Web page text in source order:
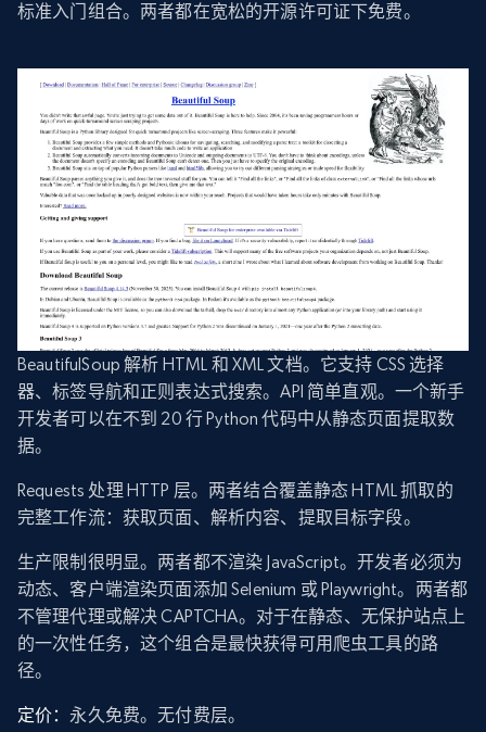
标准入门组合。两者都在宽松的开源许可证下免费。
BeautifulSoup 解析 HTML 和 XML 文档。它支持 CSS 选择
器、标签导航和正则表达式搜索。API 简单直观。一个新手
开发者可以在不到 20 行 Python 代码中从静态页面提取数
据。
Requests 处理 HTTP 层。两者结合覆盖静态 HTML 抓取的
完整工作流：获取页面、解析内容、提取目标字段。
生产限制很明显。两者都不渲染 JavaScript。开发者必须为
动态、客户端渲染页面添加 Selenium 或 Playwright。两者都
不管理代理或解决 CAPTCHA。对于在静态、无保护站点上
的一次性任务，这个组合是最快获得可用爬虫工具的路
径。
定价： 永久免费。无付费层。